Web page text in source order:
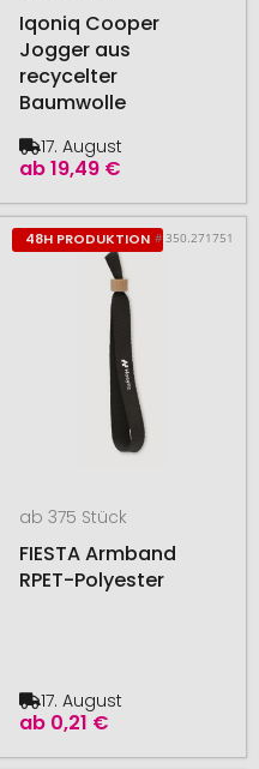
Iqoniq Cooper
Jogger aus
recycelter
Baumwolle
ab19,49 €
17. August
48H PRODUKTION # 350.271751
ab 375 Stück
FIESTA Armband
RPET-Polyester
ab 0,21 €
17. August